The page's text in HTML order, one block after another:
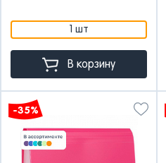
1 шт
В корзину
-35%